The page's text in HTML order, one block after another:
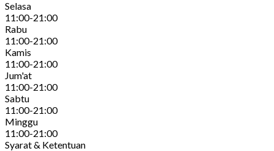
Selasa
11:00-21:00
Rabu
11:00-21:00
Kamis
11:00-21:00
Jum'at
11:00-21:00
Sabtu
11:00-21:00
Minggu
11:00-21:00
Syarat & Ketentuan